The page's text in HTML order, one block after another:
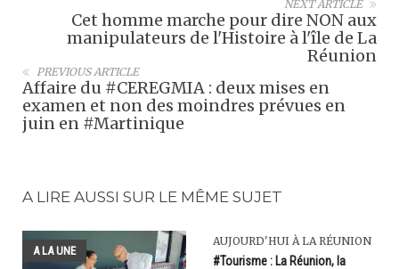
NEXT ARTICLE
Cet homme marche pour dire NON aux
manipulateurs de l'Histoire à l'île de La
Réunion
PREVIOUS ARTICLE
Affaire du #CEREGMIA : deux mises en
examen et non des moindres prévues en
juin en #Martinique
A LIRE AUSSI SUR LE MÊME SUJET
A LA UNE
AUJOURD'HUI À LA RÉUNION
#Tourisme : La Réunion, la